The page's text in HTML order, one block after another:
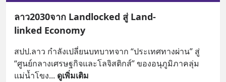
ลาว2030จาก Landlocked สู่ Land-
linked Economy
สปป.ลาว กำลังเปลี่ยนบทบาทจาก “ประเทศทางผ่าน” สู่
“ศูนย์กลางเศรษฐกิจและโลจิสติกส์” ของอนุภูมิภาคลุ่ม
แม่น้ำโขง... ดูเพิ่มเติม